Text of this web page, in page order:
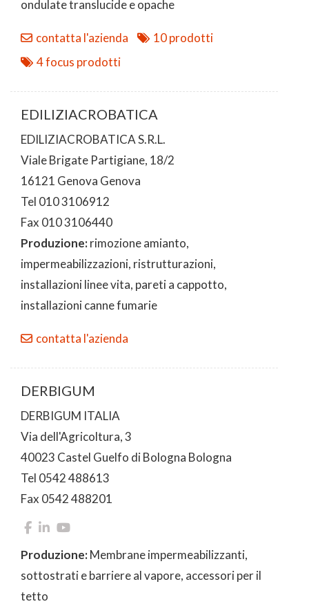
ondulate translucide e opache
contatta l'azienda
10 prodotti
4 focus prodotti
EDILIZIACROBATICA
EDILIZIACROBATICA S.R.L.
Viale Brigate Partigiane, 18/2
16121 Genova Genova
Tel 010 3106912
Fax 010 3106440
Produzione:rimozione amianto,
impermeabilizzazioni, ristrutturazioni,
installazioni linee vita, pareti a cappotto,
installazioni canne fumarie
contatta l'azienda
DERBIGUM
DERBIGUM ITALIA
Via dell'Agricoltura, 3
40023 Castel Guelfo di Bologna Bologna
Tel 0542 488613
Fax 0542 488201
Produzione:Membrane impermeabilizzanti,
sottostrati e barriere al vapore, accessori per il
tetto